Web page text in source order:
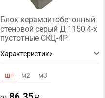
Блок керамзитобетонный
стеновой серый Д 1150 4-х
пустотные СКЦ-4Р
Характеристики
шт м2 м3